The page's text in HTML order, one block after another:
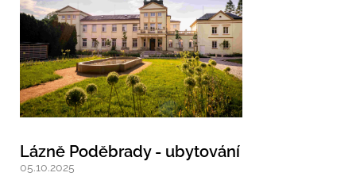
Lázně Poděbrady - ubytování
05.10.2025